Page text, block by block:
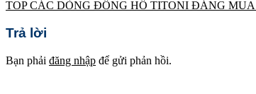
TOP CÁC DÒNG ĐỒNG HỒ TITONI ĐÁNG
Trả lời
Bạn phải đăng nhập để gửi phản hồi.